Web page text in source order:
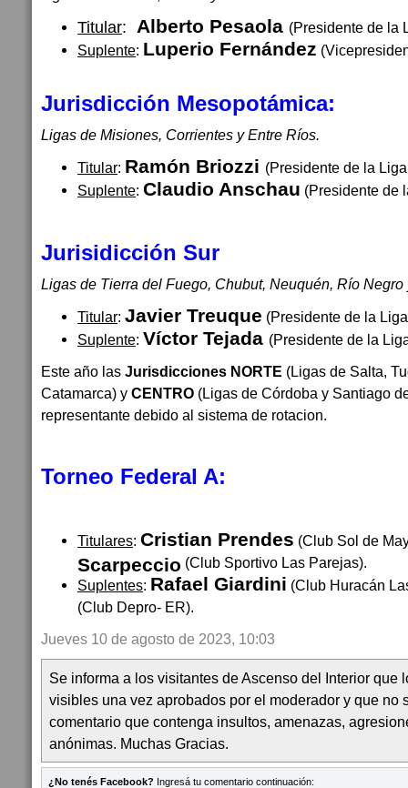
Titular: Alberto Pesaola (Presidente de la
Suplente: Luperio Fernández
Jurisdicción Mesopotámica:
Ligas de Misiones, Corrientes y Entre Ríos.
Titular: Ramón Briozzi (Presidente de la
Suplente: Claudio Anschau (Presidente de
Jurisidicción Sur
Ligas de Tierra del Fuego, Chubut, Neuquén, Río Negro
Titular: Javier Treuque (Presidente de la
Suplente: Víctor Tejada (Presidente de la
Este año las Jurisdicciones NORTE (Ligas de Salta,
Catamarca) y CENTRO (Ligas de Córdoba y Santiago
representante debido al sistema de rotacion.
Torneo Federal A:
Titulares: Cristian Prendes (Club Sol de
Scarpeccio (Club Sportivo Las Parejas).
Suplentes: Rafael Giardini (Club Huracán
(Club Depro- ER).
Jueves 10 de agosto de 2023, 10:03
Se informa a los visitantes de Ascenso del Interior que
visibles una vez aprobados por el moderador y que no
comentario que contenga insultos, amenazas,
anónimas. Muchas Gracias.
¿No tenés Facebook? Ingresá tu comentario continuación: